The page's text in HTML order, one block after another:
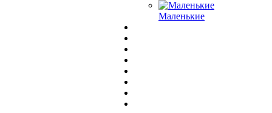
Маленькие